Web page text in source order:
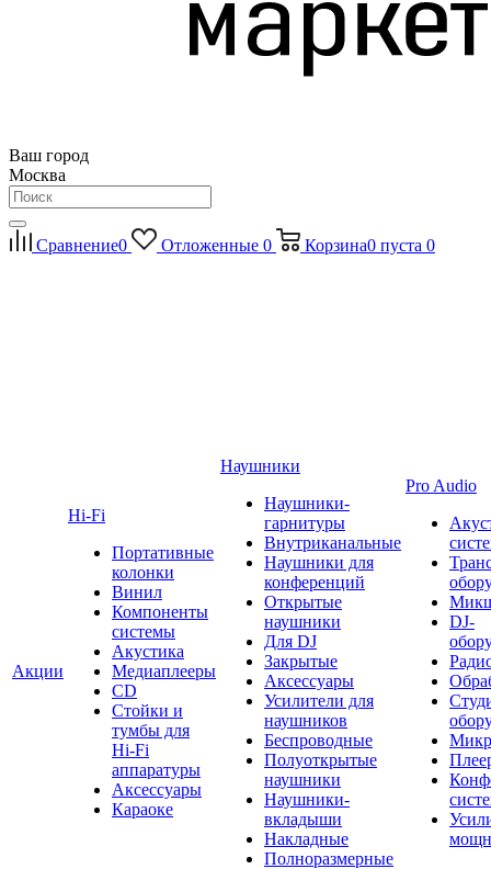
Ваш город
Москва
Сравнение0 Отложенные 0 Корзина0 пуста 0
Акции
Hi-Fi
Портативные
колонки
Винил
Компоненты
системы
Акустика
Медиаплееры
CD
Стойки и
тумбы для
Hi-Fi
аппаратуры
Аксессуары
Караоке
Наушники
Наушники-
гарнитуры
Внутриканальные
Наушники для
конференций
Открытые
наушники
Для DJ
Закрытые
Аксессуары
Усилители для
наушников
Беспроводные
Полуоткрытые
наушники
Наушники-
вкладыши
Накладные
Полноразмерные
Pro Audio
DJ-